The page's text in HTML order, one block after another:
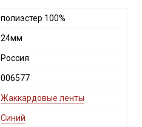
полиэстер 100%
24мм
Россия
006577
Жаккардовые ленты
Синий